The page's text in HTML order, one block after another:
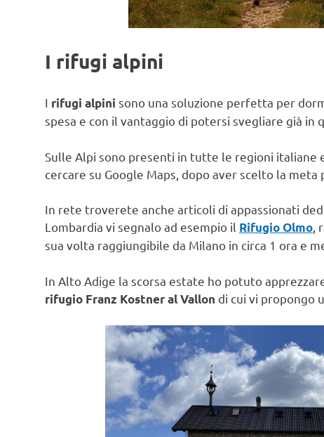
I rifugi alpini
I rifugi alpini sono una soluzione perfetta per
spesa e con il vantaggio di potersi svegliare già
Sulle Alpi sono presenti in tutte le regioni italiane
cercare su Google Maps, dopo aver scelto la
In rete troverete anche articoli di appassionati
Lombardia vi segnalo ad esempio il Rifugio Olmo,
sua volta raggiungibile da Milano in circa 1 ora e
In Alto Adige la scorsa estate ho potuto
rifugio Franz Kostner al Vallon di cui vi propongo